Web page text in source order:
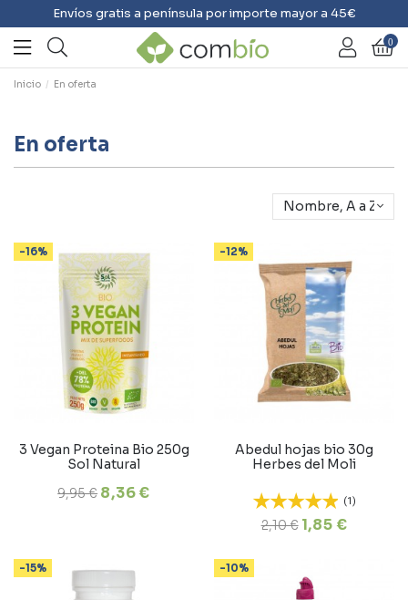
Envíos gratis a península por importe mayor a 45€
0
Inicio En oferta
En oferta
Nombre, A a Z
-16%
3 Vegan Proteina Bio 250g
Sol Natural
9,95 € 8,36 €
-12%
Abedul hojas bio 30g
Herbes del Moli
(1)
2,10 € 1,85 €
-15% -10%